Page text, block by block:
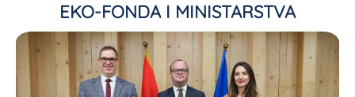
EKO-FONDA I MINISTARSTVA